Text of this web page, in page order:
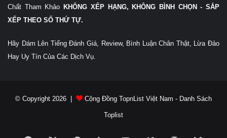
Chất Tham Khảo KHÔNG XẾP HẠNG, KHÔNG BÌNH CHỌN - SẮP
XẾP THEO SỐ THỨ TỰ.
Hãy Dám Lên Tiếng Đánh Giá, Review, Bình Luận Chân Thật, Lừa Đảo
Hay Uy Tín Của Các Dịch Vụ.
© Copyright 2026 | Cộng Đồng TopnList Việt Nam - Danh Sách
Toplist